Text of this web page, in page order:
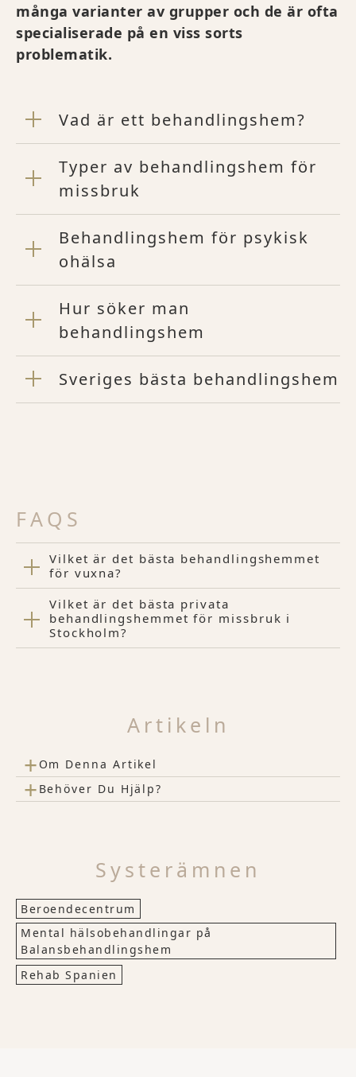
många varianter av grupper och de är ofta
specialiserade på en viss sorts
problematik.
Vad är ett behandlingshem?
Typer av behandlingshem för
missbruk
Behandlingshem för psykisk
ohälsa
Hur söker man
behandlingshem
Sveriges bästa behandlingshem
FAQS
Vilket är det bästa behandlingshemmet
för vuxna?
Vilket är det bästa privata
behandlingshemmet för missbruk i
Stockholm?
Artikeln
+ Om Denna Artikel
+ Behöver Du Hjälp?
Systerämnen
Beroendecentrum
Mental hälsobehandlingar på
Balansbehandlingshem
Rehab Spanien